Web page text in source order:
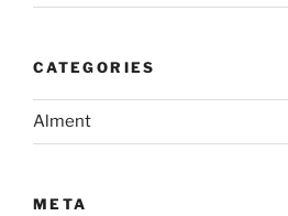
CATEGORIES
Alment
META